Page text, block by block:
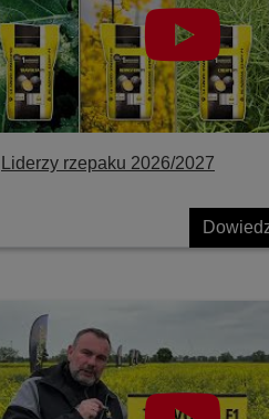
Liderzy rzepaku 2026/2027